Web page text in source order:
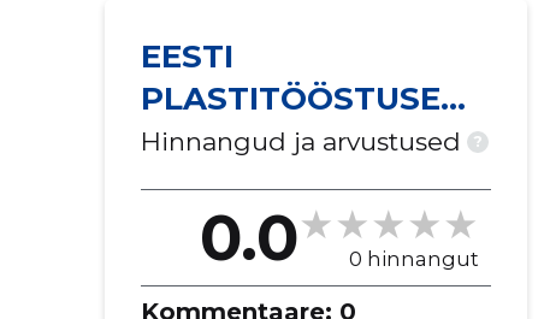
EESTI
PLASTITÖÖSTUSE
LIIT MTÜ
Hinnangud ja arvustused ?
0.0 0 hinnangut
Kommentaare: 0